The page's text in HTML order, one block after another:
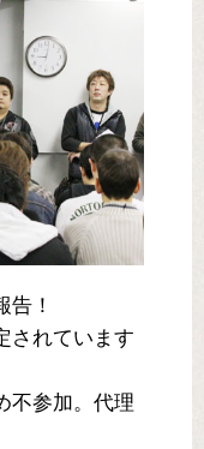
！
されています
不参加。代理